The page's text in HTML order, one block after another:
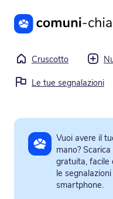
Vai al contenuto principale
Cruscotto
Le tue segnalazioni
Vuoi avere il
mano? Scarica
gratuita, facile
le
smartphone.